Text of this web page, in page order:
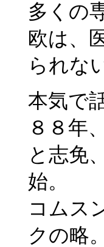
多くの
欧は、
られな
本気で
８８年
と志免
始。
コムス
クの略。